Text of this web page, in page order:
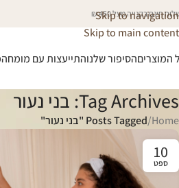
Skip to navigation
Skip to main content
חינם בקנייה מעל 450 ₪
המוצריםהסיפור שלנוהתייעצות עם מומחה
Tag Archives: בני נעור
Home
/Posts Tagged "בני נעור"
10
ספט